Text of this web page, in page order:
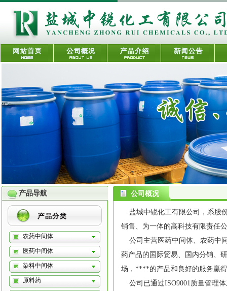
产品导航
农药中间体
医药中间体
染料中间体
原料药
公司概况
盐城中锐化工有限公司，系股
销售、为一体的高科技有限责任
公司主营医药中间体、农药中
药产品的国际贸易、国内分销、
场，****的产品和良好的服务赢
公司已通过ISO9001质量管理体